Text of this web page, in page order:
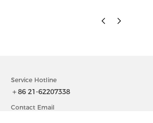
Service Hotline
＋86 21-62207338
Contact Email